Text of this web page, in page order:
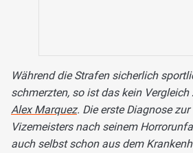
Während die Strafen sicherlich
schmerzten, so ist das kein
Alex Marquez. Die erste Diagnose
Vizemeisters nach seinem
auch selbst schon aus dem